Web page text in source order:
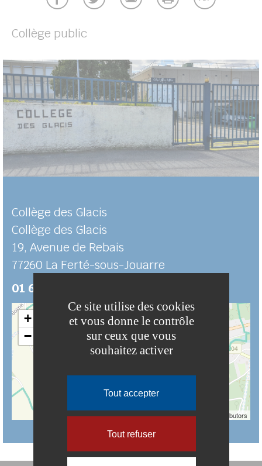
Collège public
Collège des Glacis
Collège des Glacis
19, Avenue de Rebais
77260 La Ferté-sous-Jouarre
01 60 22 19 84
+
−
Leaflet| ©OpenStreetMap contributors
Ce site utilise des cookies
et vous donne le contrôle
sur ceux que vous
souhaitez activer
Tout accepter
Tout refuser